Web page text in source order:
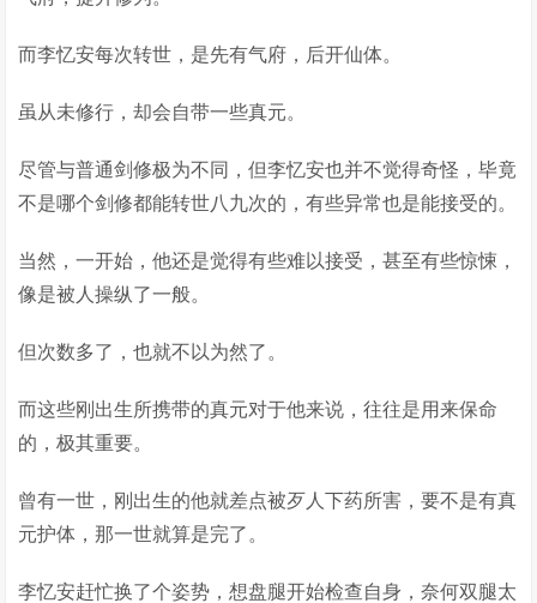
而李忆安每次转世，是先有气府，后开仙体。
虽从未修行，却会自带一些真元。
尽管与普通剑修极为不同，但李忆安也并不觉得奇怪，毕竟
不是哪个剑修都能转世八九次的，有些异常也是能接受的。
当然，一开始，他还是觉得有些难以接受，甚至有些惊悚，
像是被人操纵了一般。
但次数多了，也就不以为然了。
而这些刚出生所携带的真元对于他来说，往往是用来保命
的，极其重要。
曾有一世，刚出生的他就差点被歹人下药所害，要不是有真
元护体，那一世就算是完了。
李忆安赶忙换了个姿势，想盘腿开始检查自身，奈何双腿太